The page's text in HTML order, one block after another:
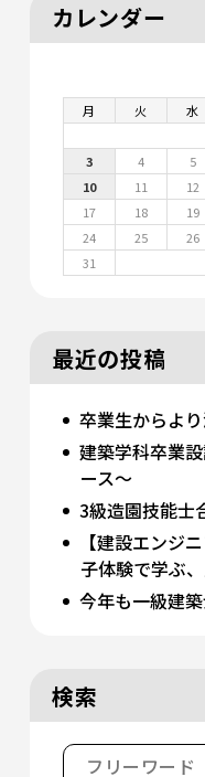
カレンダー
月 火 水
3
4 5
10
11 12
17
18 19
24
25 26
31
最近の投稿
卒業生からよ
建築学科卒業
ース～
3級造園技能士
【建設エンジ
子体験で学ぶ
今年も一級建
検索